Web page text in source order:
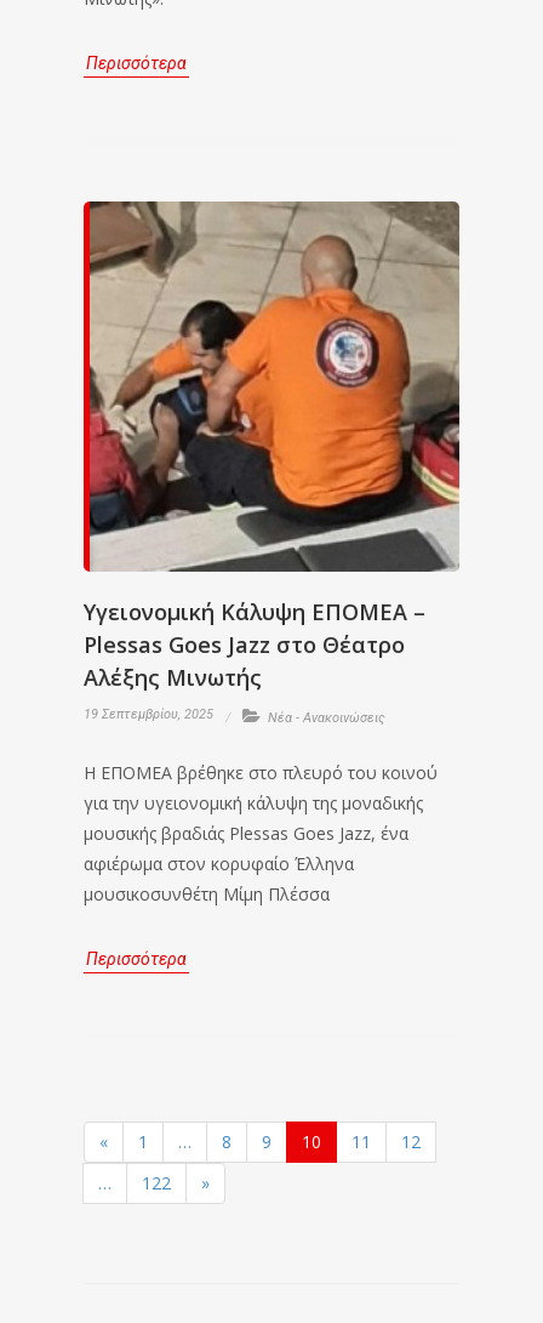
Περισσότερα
Υγειονομική Κάλυψη ΕΠΟΜΕΑ –
Plessas Goes Jazz στο Θέατρο
Αλέξης Μινωτής
19 Σεπτεμβρίου, 2025 Νέα - Ανακοινώσεις
Η ΕΠΟΜΕΑ βρέθηκε στο πλευρό του κοινού
για την υγειονομική κάλυψη της μοναδικής
μουσικής βραδιάς Plessas Goes Jazz, ένα
αφιέρωμα στον κορυφαίο Έλληνα
μουσικοσυνθέτη Μίμη Πλέσσα
Περισσότερα
« 1 … 8 9 10 11
12
…
122 »